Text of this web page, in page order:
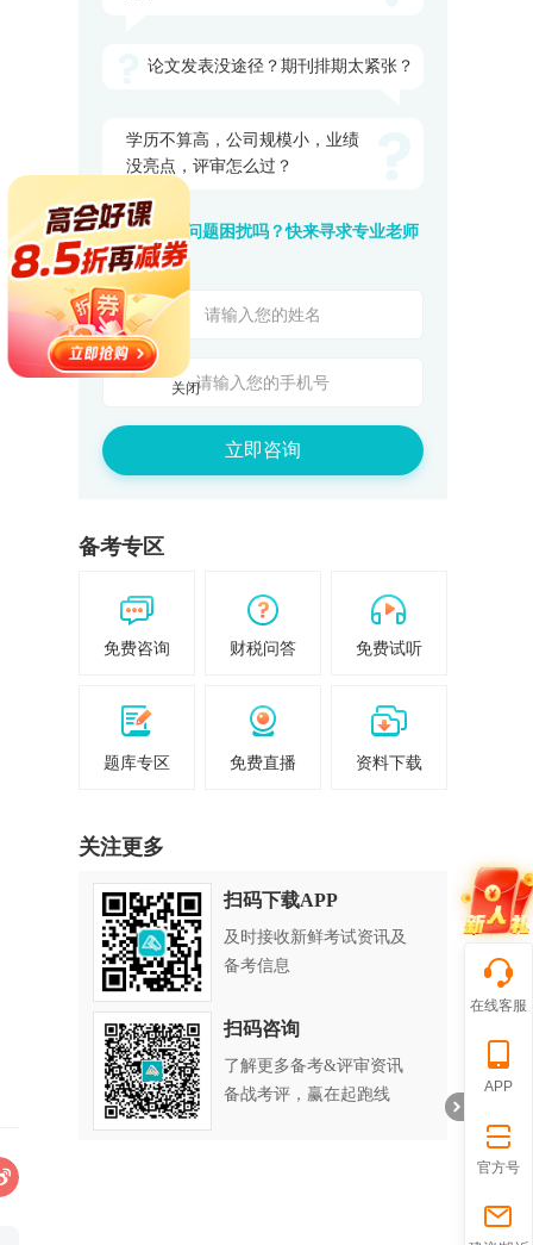
论文发表没途径？期刊排期太紧张？
学历不算高，公司规模小，业绩
没亮点，评审怎么过？
还在被这些问题困扰吗？快来寻求专业老师
的帮助吧！
立即咨询
备考专区
免费咨询 财税问答 免费试听
题库专区 免费直播 资料下载
关注更多
扫码下载APP
及时接收新鲜考试资讯及
备考信息
扫码咨询
了解更多备考&评审资讯
备战考评，赢在起跑线
在线客服
APP
官方号
关闭